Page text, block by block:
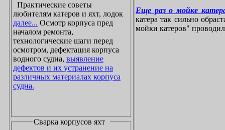
Практические советы
любителям катеров и яхт, лодок
далее... Осмотр корпуса пред
началом ремонта,
технологические шаги перед
осмотром, дефектация корпуса
водного судна, выявление
дефектов и их устранение на
различных материалах корпуса
судна.
Сварка корпусов яхт
Еще раз о мойке
катера так сильно
мойки катеров"